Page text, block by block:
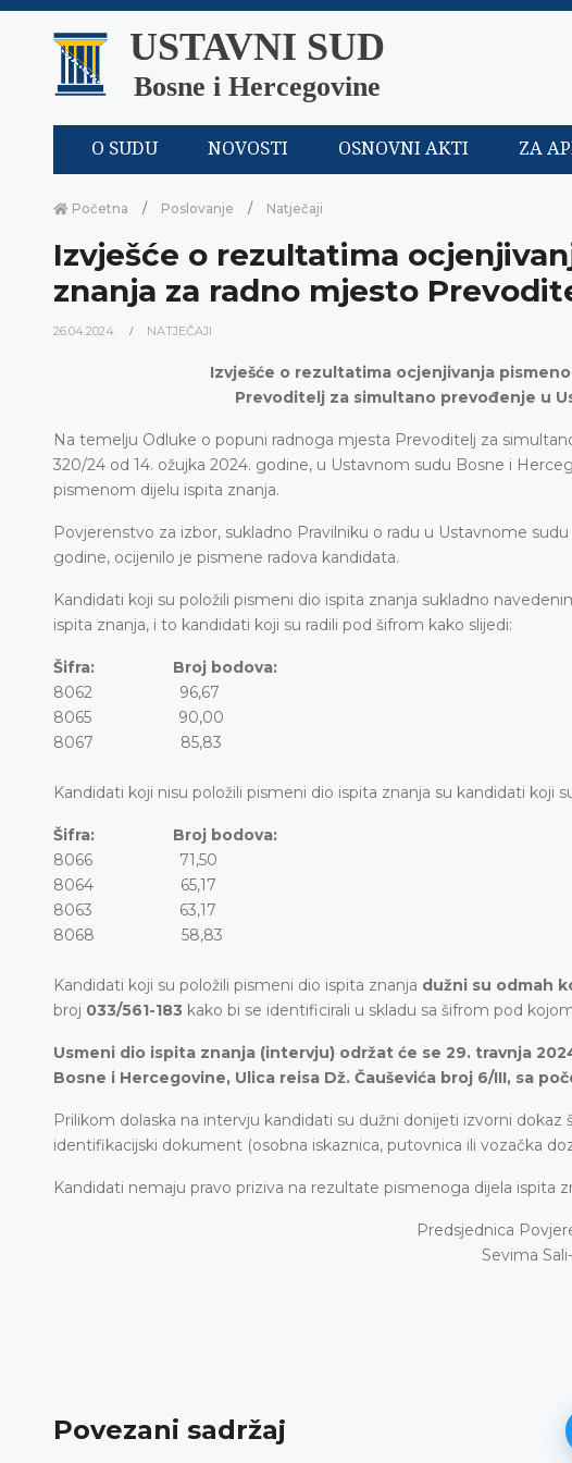
USTAVNI SUD
Bosne i Hercegovine
O SUDU NOVOSTI OSNOVNI AKTI ZA
Početna Poslovanje Natječaji
Izvješće o rezultatima
znanja za radno mjesto
26.04.2024. NATJEČAJI
Izvješće o rezultatima ocjenjivanja
Prevoditelj za simultano prevođenje u
Na temelju Odluke o popuni radnoga mjesta Prevoditelj za
320/24 od 14. ožujka 2024. godine, u Ustavnom sudu Bosne i
pismenom dijelu ispita znanja.
Povjerenstvo za izbor, sukladno Pravilniku o radu u Ustavnome
godine, ocijenilo je pismene radova kandidata.
Kandidati koji su položili pismeni dio ispita znanja sukladno
ispita znanja, i to kandidati koji su radili pod šifrom kako slijedi:
Šifra: Broj bodova:
8062 96,67
8065 90,00
8067 85,83
Kandidati koji nisu položili pismeni dio ispita znanja su kandidati koji
Šifra: Broj bodova:
8066 71,50
8064 65,17
8063 63,17
8068 58,83
Kandidati koji su položili pismeni dio ispita znanja dužni su odmah
broj 033/561-183 kako bi se identificirali u skladu sa šifrom pod
Usmeni dio ispita znanja (intervju) održat će se 29. travnja
Bosne i Hercegovine, Ulica reisa Dž. Čauševića broj 6/III, sa
Prilikom dolaska na intervju kandidati su dužni donijeti izvorni
identifikacijski dokument (osobna iskaznica, putovnica ili vozačka
Kandidati nemaju pravo priziva na rezultate pismenoga dijela ispita
Predsjednica
Sevima
Povezani sadržaj